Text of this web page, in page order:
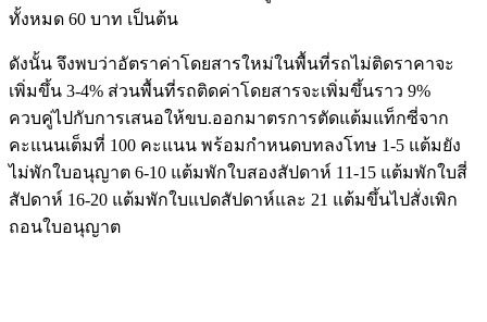
ทั้งหมด 60 บาท เป็นต้น
ดังนั้น จึงพบว่าอัตราค่าโดยสารใหม่ในพื้นที่รถไม่ติดราคาจะ
เพิ่มขึ้น 3-4% ส่วนพื้นที่รถติดค่าโดยสารจะเพิ่มขึ้นราว 9%
ควบคู่ไปกับการเสนอให้ขบ.ออกมาตรการตัดแต้มแท็กซี่จาก
คะแนนเต็มที่ 100 คะแนน พร้อมกำหนดบทลงโทษ 1-5 แต้มยัง
ไม่พักใบอนุญาต 6-10 แต้มพักใบสองสัปดาห์ 11-15 แต้มพักใบสี่
สัปดาห์ 16-20 แต้มพักใบแปดสัปดาห์และ 21 แต้มขึ้นไปสั่งเพิก
ถอนใบอนุญาต